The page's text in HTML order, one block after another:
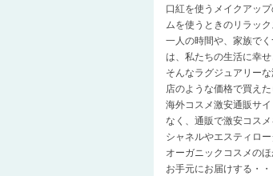
口紅を使うメイクアッ
ムを使うときのリラック
一人の時間や、家族で
は、私たちの生活に幸せ
そんなラグジュアリー
店のような価格で買え
海外コスメ激安通販サ
なく、通販で激安コス
シャネルやエスティロ
オーガニックコスメの
お手元にお届けする・